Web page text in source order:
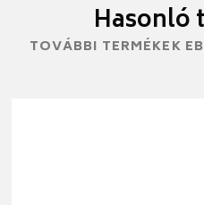
Hasonló
TOVÁBBI TERMÉKEK